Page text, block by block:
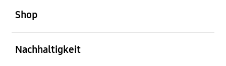
Shop
Nachhaltigkeit